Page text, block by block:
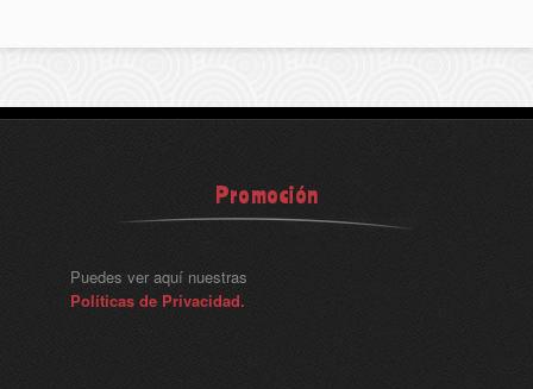
Promoción
Puedes ver aquí nuestras
Políticas de Privacidad.